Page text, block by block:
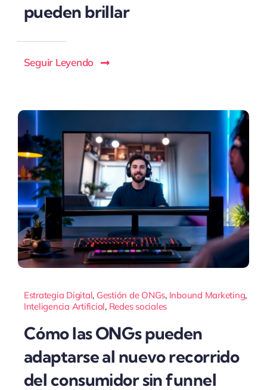
pueden brillar
Seguir Leyendo
Estrategia Digital, Gestión de ONGs, Inbound Marketing,
Inteligencia Artificial, Redes sociales
Cómo las ONGs pueden
adaptarse al nuevo recorrido
del consumidor sin funnel